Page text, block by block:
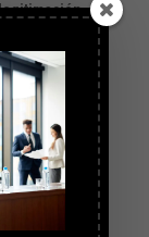
, que han llevado
Israel, tanto
argumenta
destruido el
una
mensaje a
realmente